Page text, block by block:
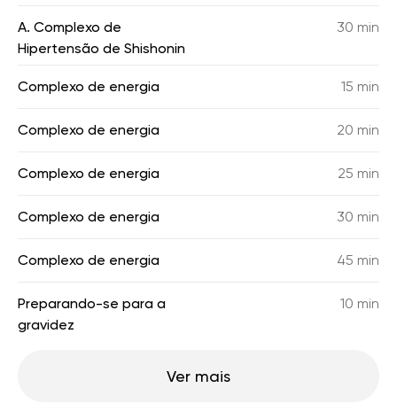
A. Complexo de
Hipertensão de Shishonin
30 min
Complexo de energia 15 min
Complexo de energia 20 min
Complexo de energia 25 min
Complexo de energia 30 min
Complexo de energia 45 min
Preparando-se para a
gravidez
10 min
Ver mais